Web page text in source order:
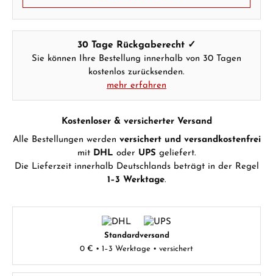
30 Tage Rückgaberecht ✓
Sie können Ihre Bestellung innerhalb von 30 Tagen
kostenlos zurücksenden.
mehr erfahren
Kostenloser & versicherter Versand
Alle Bestellungen werden versichert und versandkostenfrei
mit DHL oder UPS geliefert.
Die Lieferzeit innerhalb Deutschlands beträgt in der Regel
1–3 Werktage.
Standardversand
0 € • 1–3 Werktage • versichert